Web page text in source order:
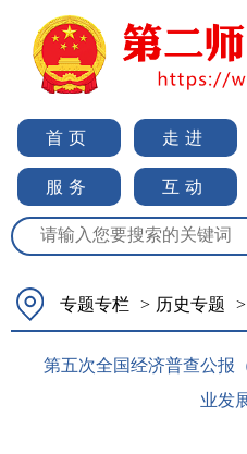
首页 走进
服务 互动
专题专栏 > 历史专题 >
第五次全国经济普查公
业发